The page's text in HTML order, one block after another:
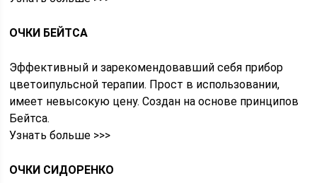
ОЧКИ БЕЙТСА
Эффективный и зарекомендовавший себя прибор
цветоипульсной терапии. Прост в использовании,
имеет невысокую цену. Создан на основе принципов
Бейтса.
Узнать больше >>>
ОЧКИ СИДОРЕНКО